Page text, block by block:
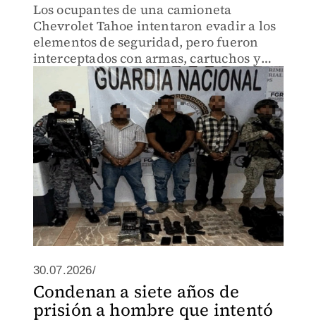
Los ocupantes de una camioneta
Chevrolet Tahoe intentaron evadir a los
elementos de seguridad, pero fueron
interceptados con armas, cartuchos y
equipo táctico.
30.07.2026/
Condenan a siete años de
prisión a hombre que intentó